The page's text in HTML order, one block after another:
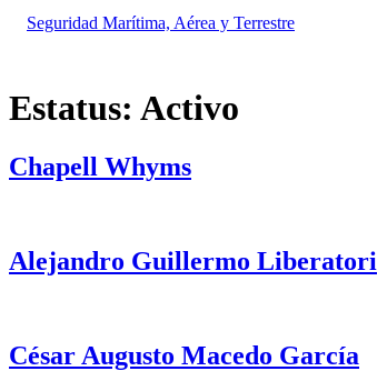
Seguridad Marítima, Aérea y Terrestre
Estatus: Activo
Chapell Whyms
Alejandro Guillermo Liberatori
César Augusto Macedo García